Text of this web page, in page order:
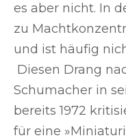
es aber nicht. In
zu
und ist häufig
Diesen Drang
Schumacher in
bereits 1972
für eine